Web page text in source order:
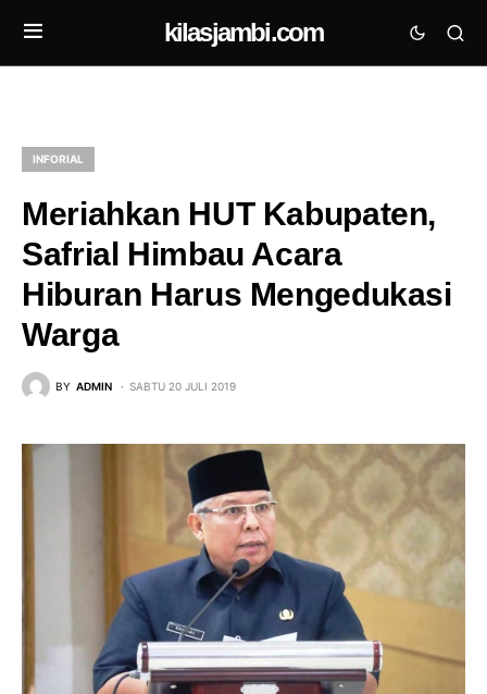
kilasjambi.com
INFORIAL
Meriahkan HUT Kabupaten,
Safrial Himbau Acara
Hiburan Harus Mengedukasi
Warga
BY ADMIN SABTU 20 JULI 2019